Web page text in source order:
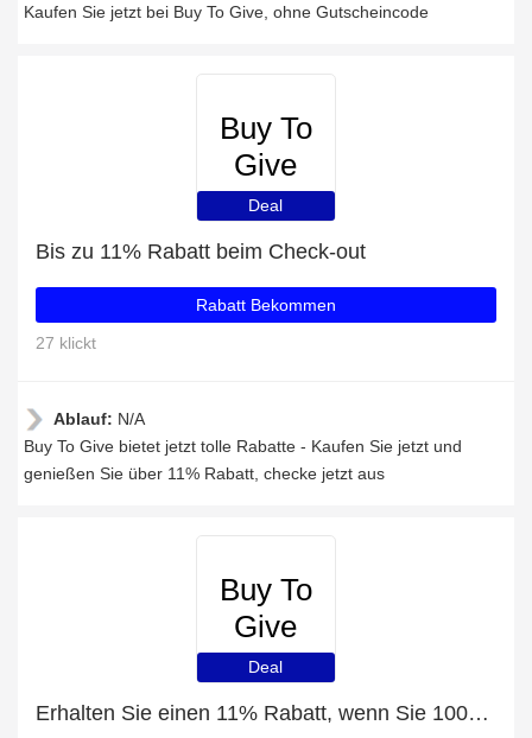
Kaufen Sie jetzt bei Buy To Give, ohne Gutscheincode
Buy To
Give
Deal
Bis zu 11% Rabatt beim Check-out
Rabatt Bekommen
27 klickt
Ablauf: N/A
Buy To Give bietet jetzt tolle Rabatte - Kaufen Sie jetzt und
genießen Sie über 11% Rabatt, checke jetzt aus
Buy To
Give
Deal
Erhalten Sie einen 11% Rabatt, wenn Sie 100€ bei Buy To Give ausgeben